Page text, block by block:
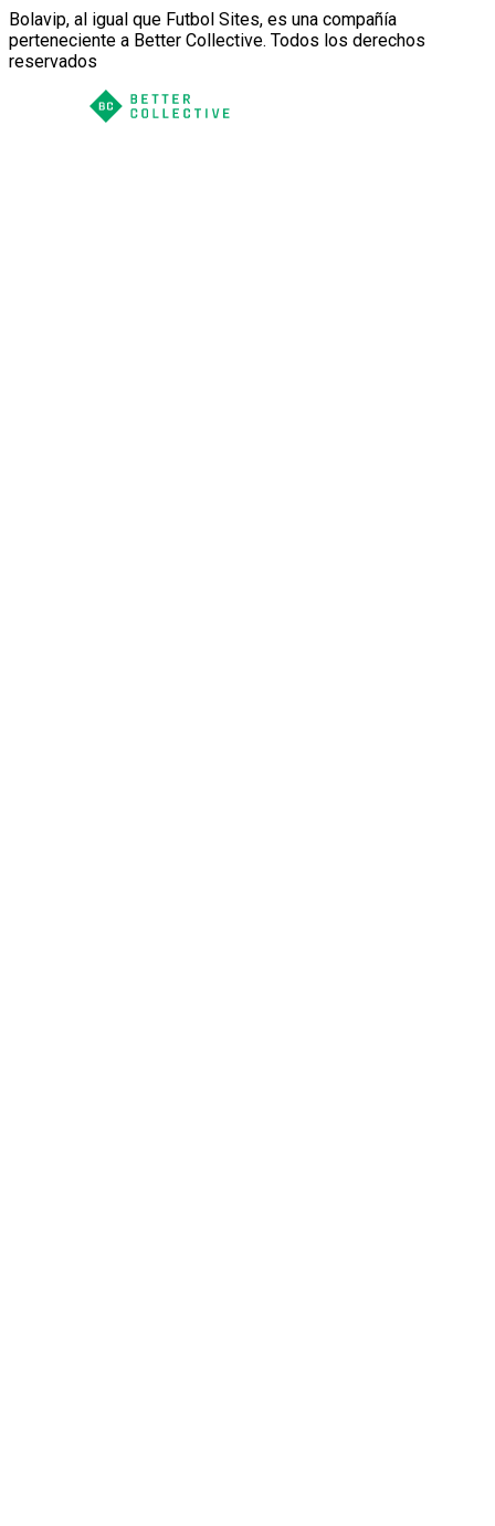
Bolavip, al igual que Futbol Sites, es una compañía
perteneciente a Better Collective. Todos los derechos
reservados